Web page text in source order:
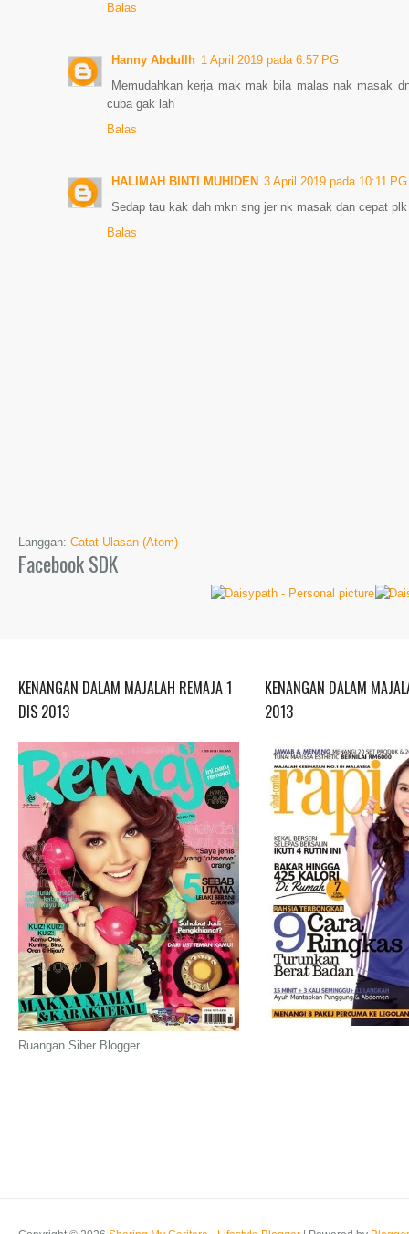
Balas
Hanny Abdullh 1 April 2019 pada 6:57 PG
Memudahkan kerja mak mak bila malas nak masak
cuba gak lah
Balas
HALIMAH BINTI MUHIDEN 3 April 2019 pada 10:11 PG
Sedap tau kak dah mkn sng jer nk masak dan cepat
Balas
Langgan: Catat Ulasan (Atom)
Facebook SDK
KENANGAN DALAM MAJALAH REMAJA 1
DIS 2013
Ruangan Siber Blogger
KENANGAN DALAM
2013